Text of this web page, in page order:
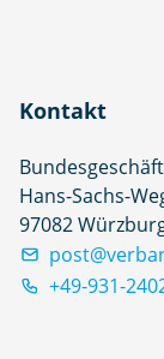
Kontakt
Hans-Sachs-
97082
+49-931-